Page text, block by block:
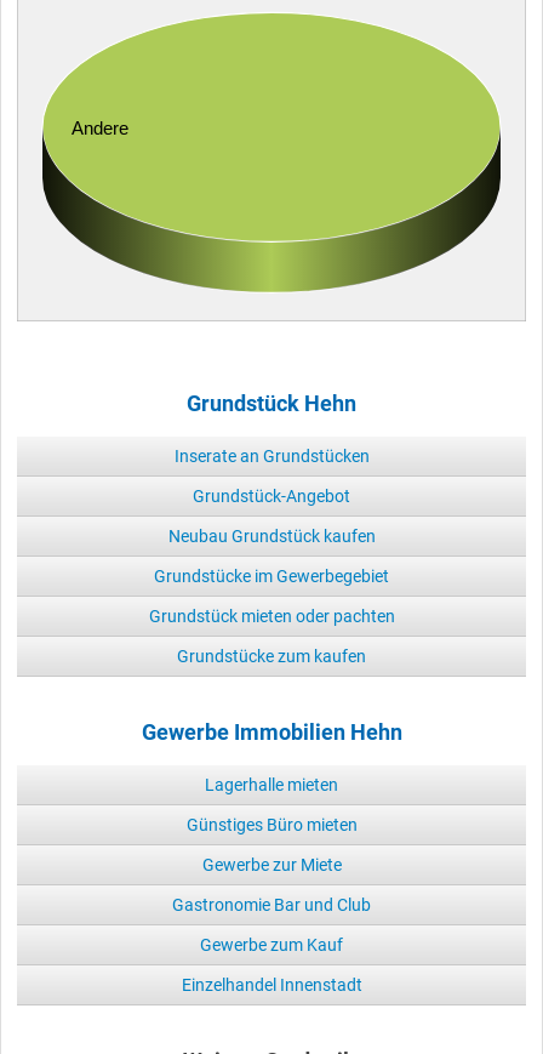
Andere
Grundstück Hehn
Inserate an Grundstücken
Grundstück-Angebot
Neubau Grundstück kaufen
Grundstücke im Gewerbegebiet
Grundstück mieten oder pachten
Grundstücke zum kaufen
Gewerbe Immobilien Hehn
Lagerhalle mieten
Günstiges Büro mieten
Gewerbe zur Miete
Gastronomie Bar und Club
Gewerbe zum Kauf
Einzelhandel Innenstadt